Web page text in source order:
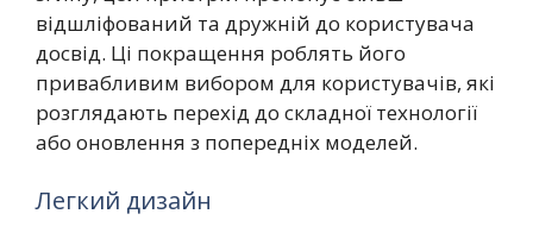
відшліфований та дружній до користувача
досвід. Ці покращення роблять його
привабливим вибором для користувачів, які
розглядають перехід до складної технології
або оновлення з попередніх моделей.
Легкий дизайн